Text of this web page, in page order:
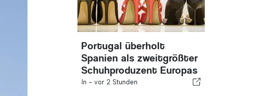
Portugal überholt
Spanien als zweitgrößter
Schuhproduzent Europas
In - vor 2 Stunden